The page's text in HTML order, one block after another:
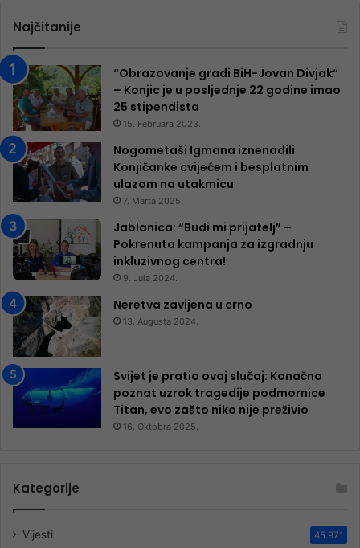
Najčitanije
“Obrazovanje gradi BiH-Jovan Divjak“
– Konjic je u posljednje 22 godine imao
25 ​​stipendista
15. Februara 2023.
Nogometaši Igmana iznenadili
Konjičanke cvijećem i besplatnim
ulazom na utakmicu
7. Marta 2025.
Jablanica: “Budi mi prijatelj” –
Pokrenuta kampanja za izgradnju
inkluzivnog centra!
9. Jula 2024.
Neretva zavijena u crno
13. Augusta 2024.
Svijet je pratio ovaj slučaj: Konačno
poznat uzrok tragedije podmornice
Titan, evo zašto niko nije preživio
16. Oktobra 2025.
Kategorije
Vijesti 45.971